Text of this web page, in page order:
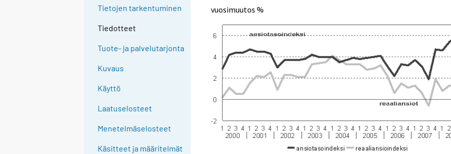
Tietojen tarkentuminen
Tiedotteet
Tuote- ja palvelutarjonta
Kuvaus
Käyttö
Laatuselosteet
Menetelmäselosteet
Käsitteet ja määritelmät
vuosimuutos %